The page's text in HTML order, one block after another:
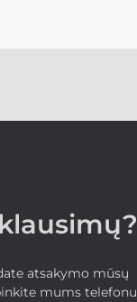
atsakymo mūsų
mums telefonu